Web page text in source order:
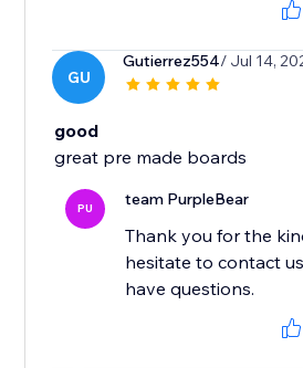
GU
Gutierrez554/ Jul 14,
good
great pre made boards
PU team PurpleBear
Thank you for the
hesitate to contact
have questions.